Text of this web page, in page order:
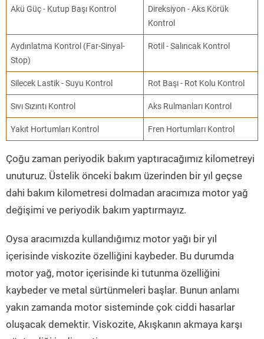
Akü Güç - Kutup Başı Kontrol
Direksiyon - Aks Körük
Kontrol
Aydınlatma Kontrol (Far-Sinyal-
Stop)
Rotil - Salıncak Kontrol
Silecek Lastik - Suyu Kontrol Rot Başı - Rot Kolu Kontrol
Sıvı Sızıntı Kontrol Aks Rulmanları Kontrol
Yakıt Hortumları Kontrol Fren Hortumları Kontrol
Çoğu zaman periyodik bakım yaptıracağımız kilometreyi
unuturuz. Üstelik önceki bakım üzerinden bir yıl geçse
dahi bakım kilometresi dolmadan aracımıza motor yağ
değişimi ve periyodik bakım yaptırmayız.
Oysa aracımızda kullandığımız motor yağı bir yıl
içerisinde viskozite özelliğini kaybeder. Bu durumda
motor yağ, motor içerisinde ki tutunma özelliğini
kaybeder ve metal sürtünmeleri başlar. Bunun anlamı
yakın zamanda motor sisteminde çok ciddi hasarlar
oluşacak demektir. Viskozite, Akışkanın akmaya karşı